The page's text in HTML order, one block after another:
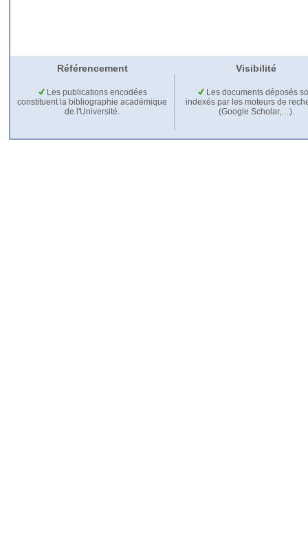
Référencement Visibilité
Les publications encodées
constituent la bibliographie académique
de l'Université.
Les documents déposés
indexés par les moteurs de
(Google Scholar,…).